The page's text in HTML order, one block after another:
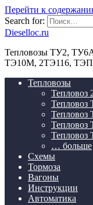
Перейти к
Search for:
Dieselloc.ru
Тепловозы ТУ2,
ТЭ10М, 2ТЭ116,
Тепловозы
Тепловоз
Тепловоз
Тепловоз
Тепловоз
… больше
Схемы
Тормоза
Вагоны
Инструкции
Автоматика